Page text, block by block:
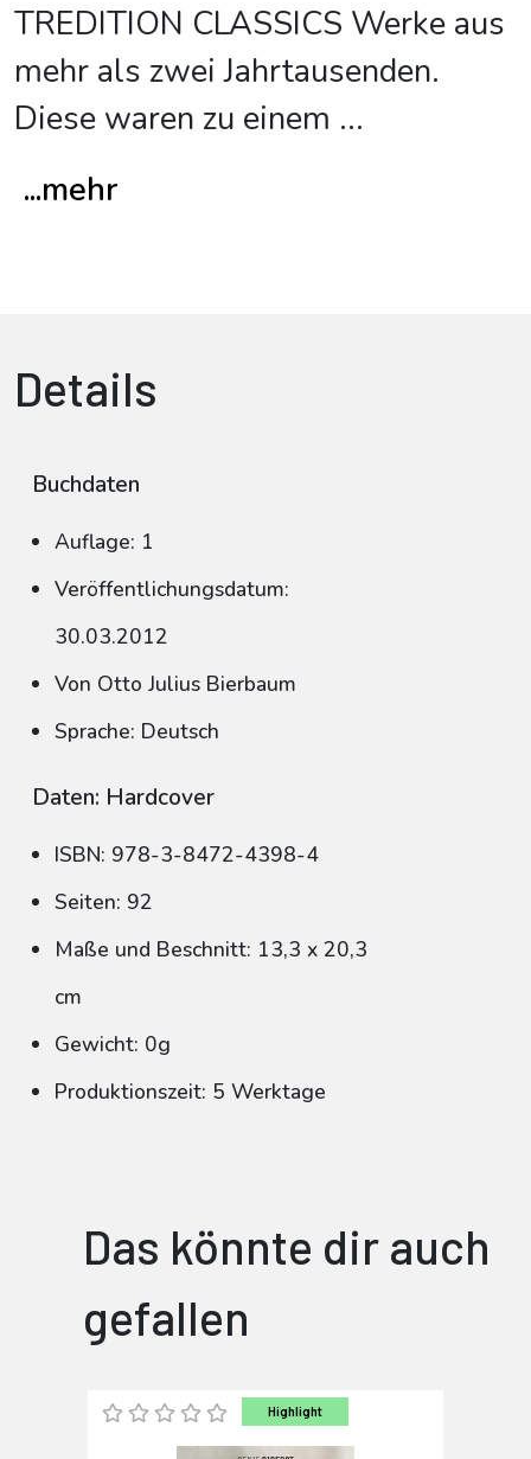
TREDITION CLASSICS Werke aus
mehr als zwei Jahrtausenden.
Diese waren zu einem ...
...mehr
Details
Buchdaten
Auflage: 1
Veröffentlichungsdatum:
30.03.2012
Von Otto Julius Bierbaum
Sprache: Deutsch
Daten: Hardcover
ISBN: 978-3-8472-4398-4
Seiten: 92
Maße und Beschnitt: 13,3 x 20,3
cm
Gewicht: 0g
Produktionszeit: 5 Werktage
Das könnte dir auch
gefallen
Highlight